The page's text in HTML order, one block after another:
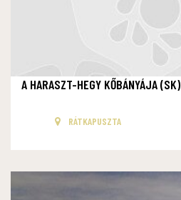
A HARASZT-HEGY KŐBÁNYÁJA (SK)
RÁTKAPUSZTA